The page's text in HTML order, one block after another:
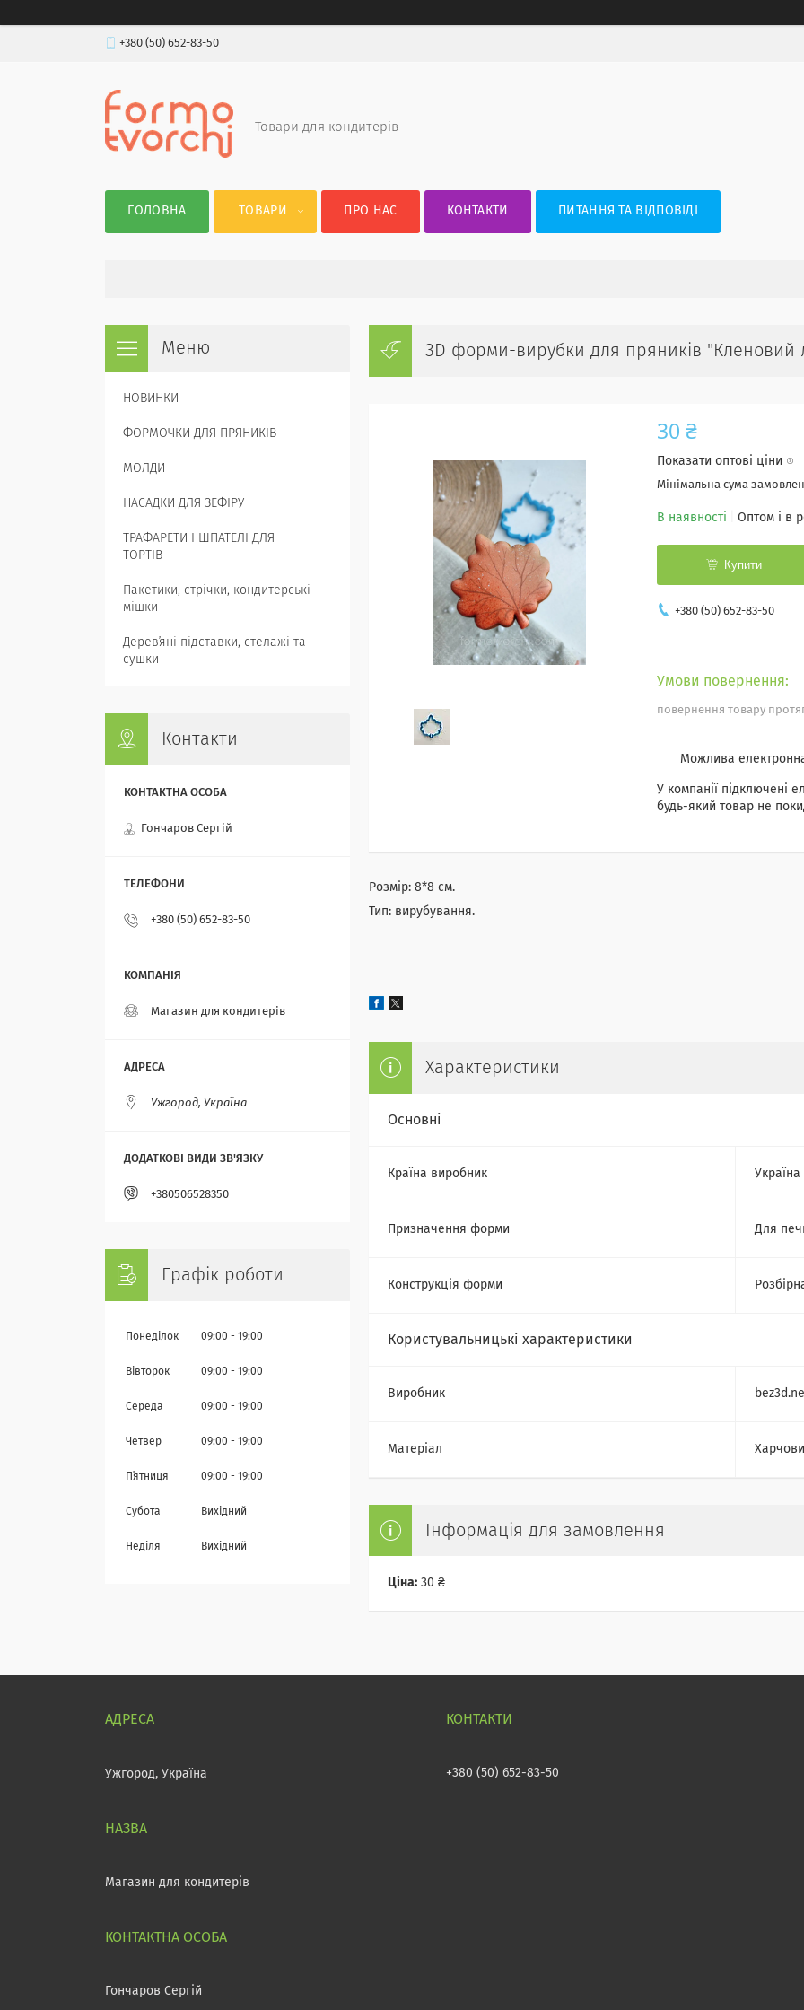
+380 (50) 652-83-50
Товари для кондитерів
ГОЛОВНА ТОВАРИ ПРО НАС КОНТАКТИ ПИТАННЯ ТА ВІДПОВІДІ
3D форми-вирубки для пряників "Кленовий
30 ₴
Показати оптові ціни
Мінімальна сума
В наявності Оптом і в
Купити
+380 (50) 652-83-50
повернення товару
У компанії підключені
будь-який товар не
Розмір: 8*8 см.
Тип: вирубування.
Характеристики
Основні
Країна виробник Україна
Призначення форми Для
Конструкція форми
Користувальницькі характеристики
Виробник
Матеріал
Інформація для замовлення
Ціна: 30 ₴
НОВИНКИ
ФОРМОЧКИ ДЛЯ ПРЯНИКІВ
МОЛДИ
НАСАДКИ ДЛЯ ЗЕФІРУ
ТРАФАРЕТИ І ШПАТЕЛІ ДЛЯ
ТОРТІВ
Пакетики, стрічки, кондитерські
мішки
Деревʼяні підставки, стелажі та
сушки
Контакти
Гончаров Сергій
+380 (50) 652-83-50
Магазин для кондитерів
Ужгород, Україна
+380506528350
Графік роботи
Понеділок 09:00 19:00
Вівторок 09:00 19:00
Середа 09:00 19:00
Четвер 09:00 19:00
Пʼятниця 09:00 19:00
Субота Вихідний
Неділя Вихідний
Ужгород, Україна
Магазин для кондитерів
Гончаров Сергій
+380 (50) 652-83-50